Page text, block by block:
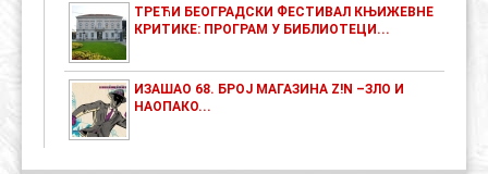
ТРЕЋИ БЕОГРАДСКИ ФЕСТИВАЛ КЊИЖЕВНЕ
КРИТИКЕ: ПРОГРАМ У БИБЛИОТЕЦИ...
ИЗАШАО 68. БРОЈ МАГАЗИНА Z!N –ЗЛО И
НАОПАКО...